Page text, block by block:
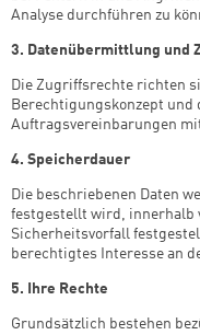
Analyse durchführen zu
3. Datenübermittlung und
Die Zugriffsrechte richten
Berechtigungskonzept
Auftragsvereinbarungen
4. Speicherdauer
Die beschriebenen Daten
festgestellt wird, innerhalb
Sicherheitsvorfall
berechtigtes Interesse an
5. Ihre Rechte
Grundsätzlich bestehen